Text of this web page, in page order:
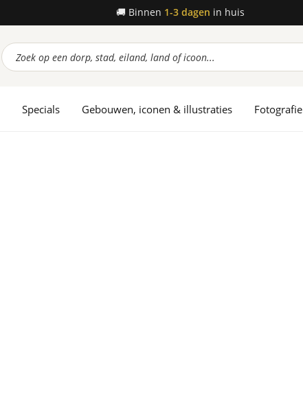
🚚 Binnen 1-3 dagen in huis
Producten
zoeken
Specials Gebouwen, iconen & illustraties Fotografie